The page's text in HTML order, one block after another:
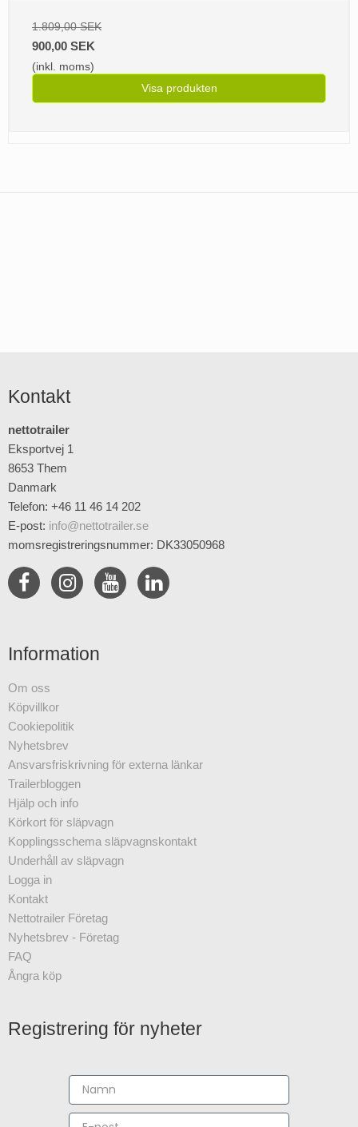
1.809,00 SEK
900,00 SEK
(inkl. moms)
Visa produkten
Kontakt
nettotrailer
Eksportvej 1
8653 Them
Danmark
Telefon: +46 11 46 14 202
E-post: info@nettotrailer.se
momsregistreringsnummer: DK33050968
Information
Om oss
Köpvillkor
Cookiepolitik
Nyhetsbrev
Ansvarsfriskrivning för externa länkar
Trailerbloggen
Hjälp och info
Körkort för släpvagn
Kopplingsschema släpvagnskontakt
Underhåll av släpvagn
Logga in
Kontakt
Nettotrailer Företag
Nyhetsbrev - Företag
FAQ
Ångra köp
Registrering för nyheter